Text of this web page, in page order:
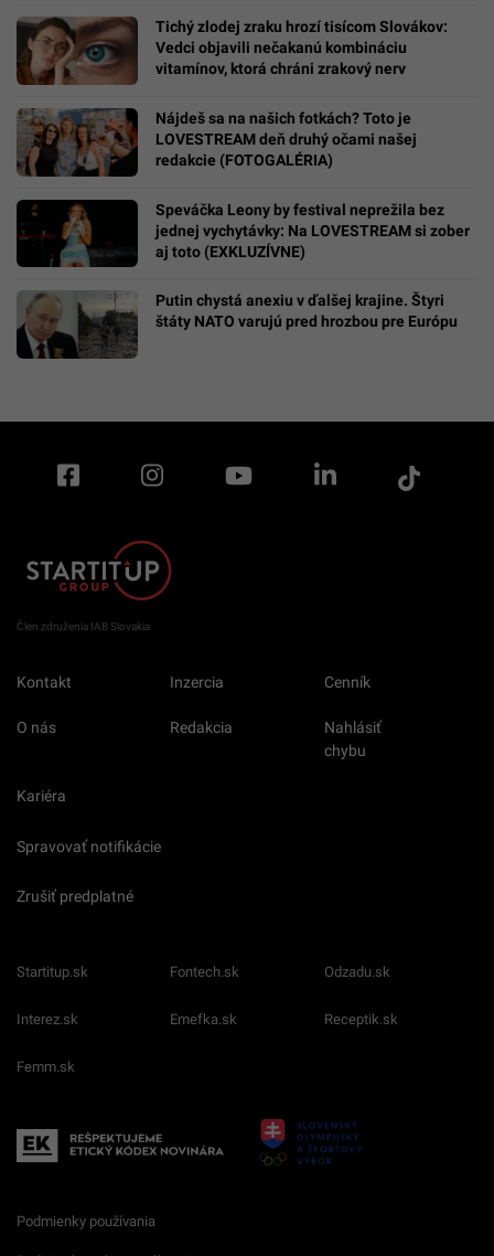
Tichý zlodej zraku hrozí tisícom Slovákov:
Vedci objavili nečakanú kombináciu
vitamínov, ktorá chráni zrakový nerv
Nájdeš sa na našich fotkách? Toto je
LOVESTREAM deň druhý očami našej
redakcie (FOTOGALÉRIA)
Speváčka Leony by festival neprežila bez
jednej vychytávky: Na LOVESTREAM si zober
aj toto (EXKLUZÍVNE)
Putin chystá anexiu v ďalšej krajine. Štyri
štáty NATO varujú pred hrozbou pre Európu
Člen združenia IAB Slovakia
Kontakt Inzercia Cenník
O nás Redakcia
Nahlásiť
chybu
Kariéra
Spravovať notifikácie
Zrušiť predplatné
Startitup.sk Fontech.sk Odzadu.sk
Interez.sk Emefka.sk Receptik.sk
Femm.sk
Podmienky používania